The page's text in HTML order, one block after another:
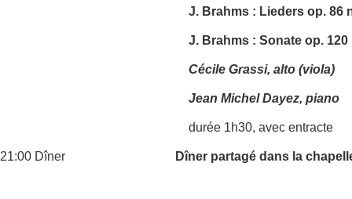
J. Brahms : Lieders op. 86
J. Brahms : Sonate op. 120
Cécile Grassi, alto (viola)
Jean Michel Dayez, piano
durée 1h30, avec entracte
21:00 Dîner Dîner partagé dans la